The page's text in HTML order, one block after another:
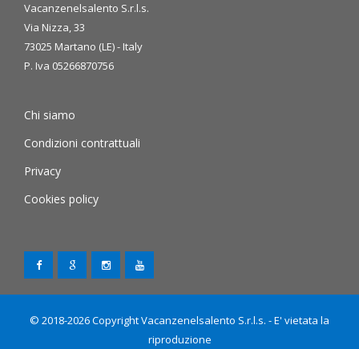
Vacanzenelsalento S.r.l.s.
Via Nizza, 33
73025 Martano (LE) - Italy
P. Iva 05266870756
Chi siamo
Condizioni contrattuali
Privacy
Cookies policy
© 2018-2026 Copyright Vacanzenelsalento S.r.l.s. - E' vietata la
riproduzione